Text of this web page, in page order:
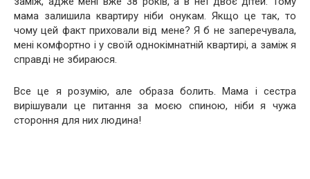
мама залишила квартиру ніби онукам. Якщо це так, то
чому цей факт приховали від мене? Я б не заперечувала,
мені комфортно і у своїй однокімнатній квартирі, а заміж я
справді не збираюся.
Все це я розумію, але образа болить. Мама і сестра
вирішували це питання за моєю спиною, ніби я чужа
стороння для них людина!